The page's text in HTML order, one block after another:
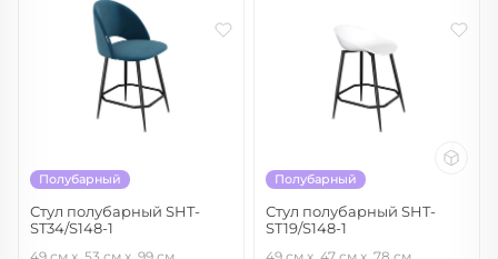
Полубарный
Стул полубарный SHT-
ST34/S148-1
Полубарный
Стул полубарный SHT-
ST19/S148-1